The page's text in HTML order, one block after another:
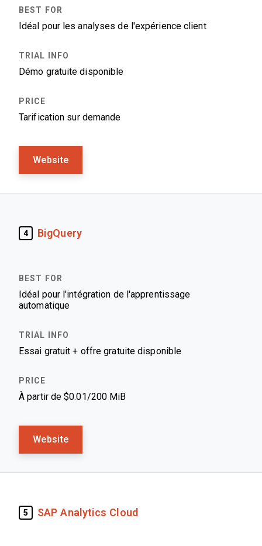
Idéal pour les analyses de l'expérience client
Démo gratuite disponible
Tarification sur demande
Website
4 BigQuery
Idéal pour l'intégration de l'apprentissage
automatique
Essai gratuit + offre gratuite disponible
À partir de $0.01/200 MiB
Website
5 SAP Analytics Cloud